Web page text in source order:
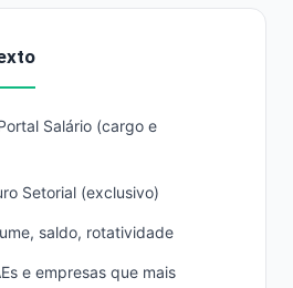
Salário (cargo e
Setorial (exclusivo)
saldo, rotatividade
e empresas que mais